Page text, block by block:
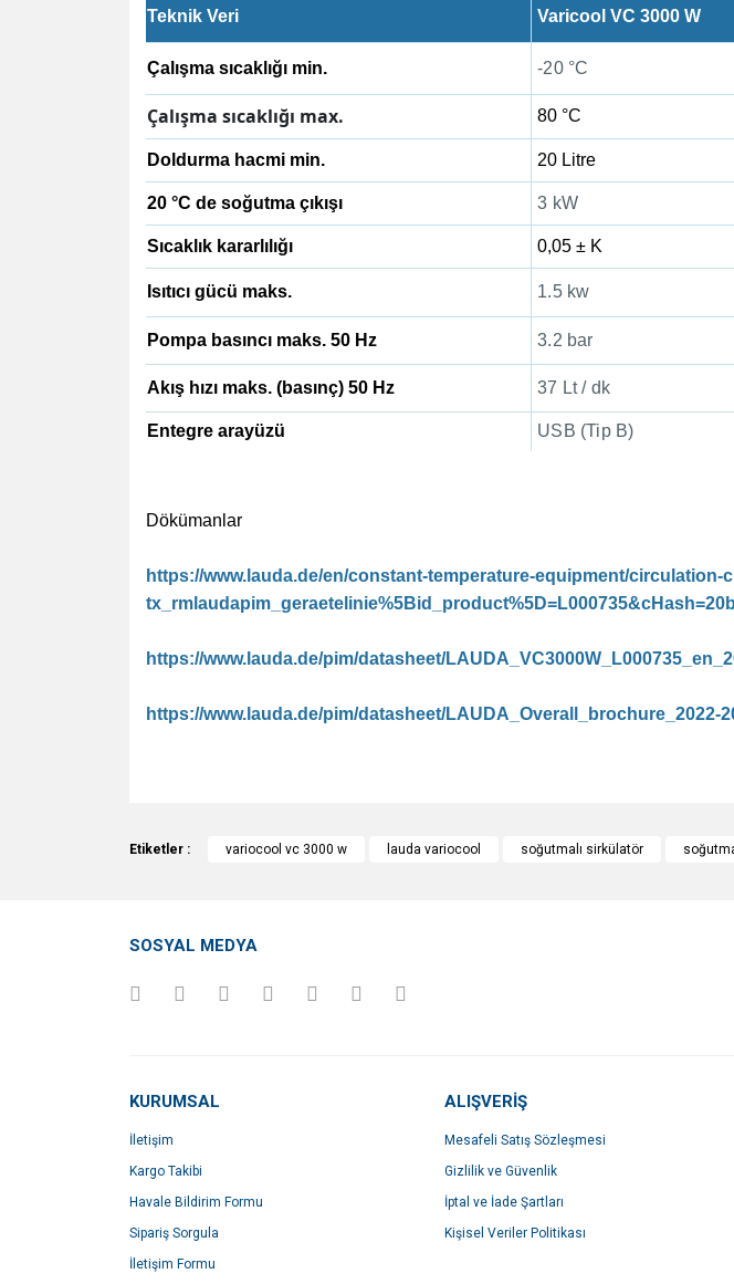
Teknik Veri Varicool VC 3000 W
Çalışma sıcaklığı min. -20 °C
Çalışma sıcaklığı max. 80 °C
Doldurma hacmi min. 20 Litre
20 °C de soğutma çıkışı 3 kW
Sıcaklık kararlılığı 0,05 ± K
Isıtıcı gücü maks. 1.5 kw
Pompa basıncı maks. 50 Hz 3.2 bar
Akış hızı maks. (basınç) 50 Hz 37 Lt / dk
Entegre arayüzü USB (Tip B)
Dökümanlar
https://www.lauda.de/en/constant-temperature-equipment/
https://www.lauda.de/pim/datasheet/
https://www.lauda.de/pim/datasheet/LAUDA_Overall_brochure_2022-
Bu ürüne ilk
Ürün bilgilerinde hatalar bulunuyor.
Etiketler : variocool vc 3000 w lauda variocool soğutmalı sirkülatör
SOSYAL MEDYA
KURUMSAL
İletişim
Kargo Takibi
Havale Bildirim Formu
Sipariş Sorgula
İletişim Formu
ALIŞVERİŞ
Mesafeli Satış Sözleşmesi
Gizlilik ve Güvenlik
İptal ve İade Şartları
Kişisel Veriler Politikası